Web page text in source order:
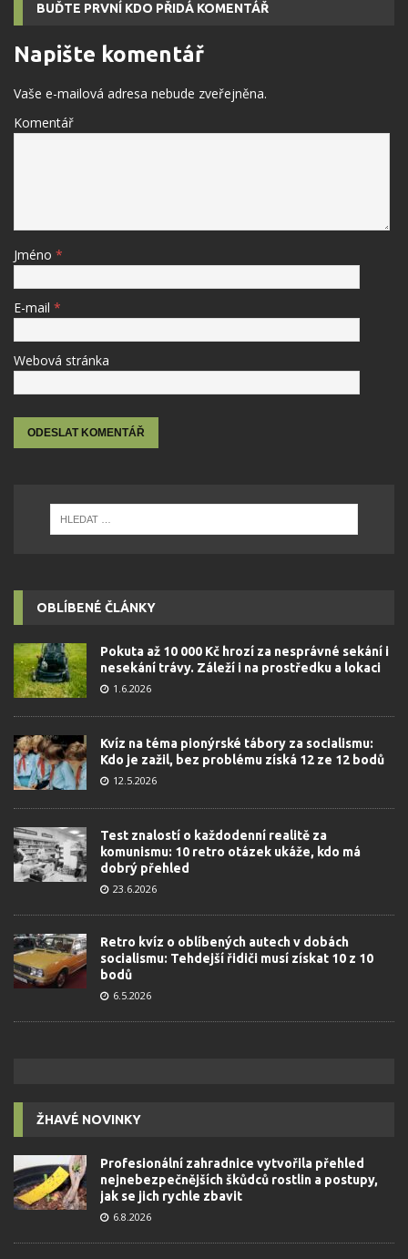
BUĎTE PRVNÍ KDO PŘIDÁ KOMENTÁŘ
Napište komentář
Vaše e-mailová adresa nebude zveřejněna.
Komentář
Jméno *
E-mail *
Webová stránka
OBLÍBENÉ ČLÁNKY
Pokuta až 10 000 Kč hrozí za nesprávné sekání i
nesekání trávy. Záleží i na prostředku a lokaci
1.6.2026
Kvíz na téma pionýrské tábory za socialismu:
Kdo je zažil, bez problému získá 12 ze 12 bodů
12.5.2026
Test znalostí o každodenní realitě za
komunismu: 10 retro otázek ukáže, kdo má
dobrý přehled
23.6.2026
Retro kvíz o oblíbených autech v dobách
socialismu: Tehdejší řidiči musí získat 10 z 10
bodů
6.5.2026
ŽHAVÉ NOVINKY
Profesionální zahradnice vytvořila přehled
nejnebezpečnějších škůdců rostlin a postupy,
jak se jich rychle zbavit
6.8.2026